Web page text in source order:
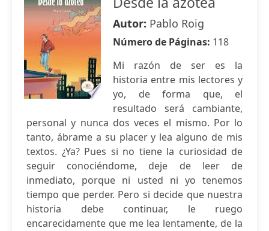
Autor: Pablo Roig
Número de Páginas: 118
Mi razón de ser es la
historia entre mis lectores y
yo, de forma que, el
resultado será cambiante,
personal y nunca dos veces el mismo. Por lo
tanto, ábrame a su placer y lea alguno de mis
textos. ¿Ya? Pues si no tiene la curiosidad de
seguir conociéndome, deje de leer de
inmediato, porque ni usted ni yo tenemos
tiempo que perder. Pero si decide que nuestra
historia debe continuar, le ruego
encarecidamente que me lea lentamente, de la